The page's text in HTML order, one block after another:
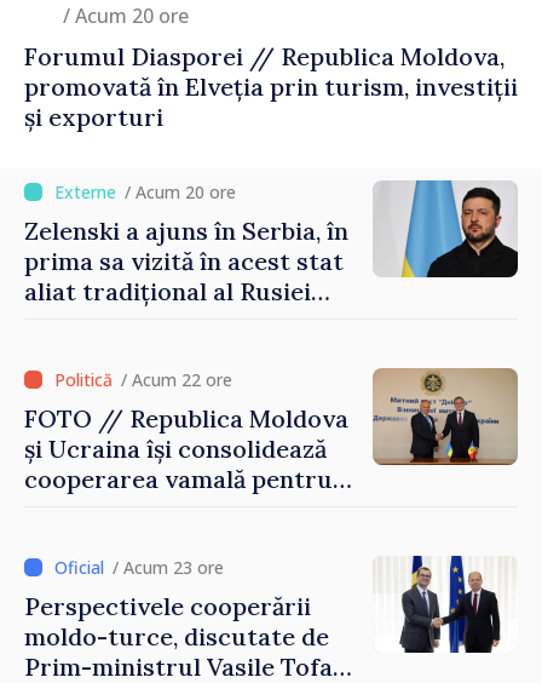
/ Acum 20 ore
Forumul Diasporei // Republica Moldova,
promovată în Elveția prin turism, investiții
și exporturi
/ Acum 20 ore
Zelenski a ajuns în Serbia, în
prima sa vizită în acest stat
aliat tradițional al Rusiei
/ Acum 22 ore
FOTO // Republica Moldova
și Ucraina își consolidează
cooperarea vamală pentru
Reuniune la Moghiliov-
Podolsk
/ Acum 23 ore
Perspectivele cooperării
moldo-turce, discutate de
Prim-ministrul Vasile Tofan